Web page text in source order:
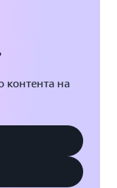
контента на